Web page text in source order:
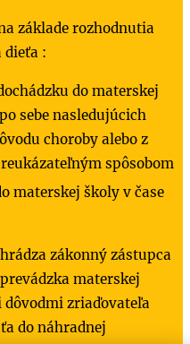
základe rozhodnutia
dieťa :
do materskej
sebe nasledujúcich
choroby alebo z
spôsobom
materskej školy v čase
zákonný zástupca
materskej
zriaďovateľa
do náhradnej